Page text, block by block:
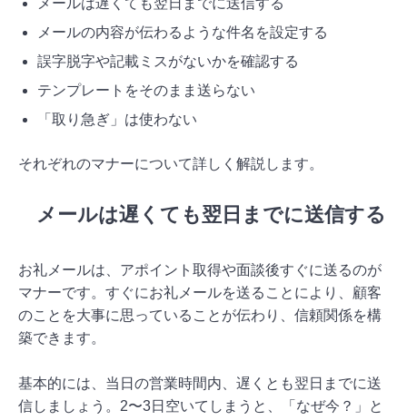
メールは遅くても翌日までに送信する
メールの内容が伝わるような件名を設定する
誤字脱字や記載ミスがないかを確認する
テンプレートをそのまま送らない
「取り急ぎ」は使わない
それぞれのマナーについて詳しく解説します。
メールは遅くても翌日までに送信する
お礼メールは、アポイント取得や面談後すぐに送るのが
マナーです。すぐにお礼メールを送ることにより、顧客
のことを大事に思っていることが伝わり、信頼関係を構
築できます。
基本的には、当日の営業時間内、遅くとも翌日までに送
信しましょう。2〜3日空いてしまうと、「なぜ今？」と